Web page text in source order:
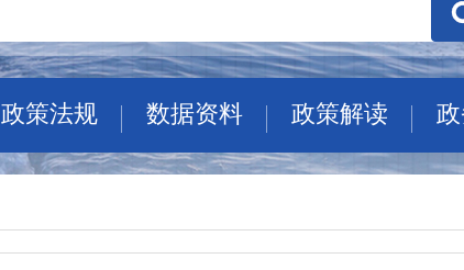
政策法规 数据资料 政策解读